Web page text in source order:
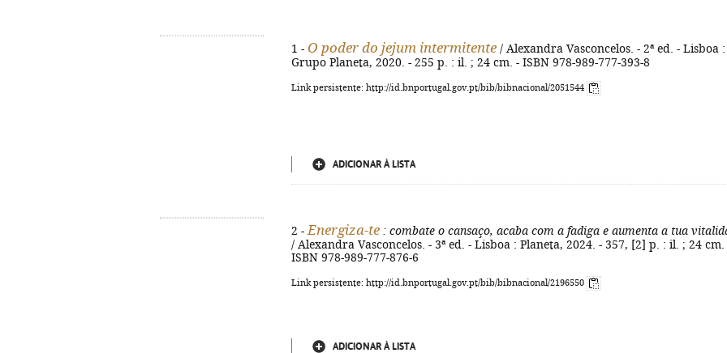
1 - O poder do jejum intermitente / Alexandra Vasconcelos. - 2ª ed. - Lisboa :
Grupo Planeta, 2020. - 255 p. : il. ; 24 cm. - ISBN 978-989-777-393-8
Link persistente: http://id.bnportugal.gov.pt/bib/bibnacional/2051544
ADICIONAR À LISTA
2 - Energiza-te : combate o cansaço, acaba com a fadiga e aumenta a tua
/ Alexandra Vasconcelos. - 3ª ed. - Lisboa : Planeta, 2024. - 357, [2] p. : il. ; 24 cm.
ISBN 978-989-777-876-6
Link persistente: http://id.bnportugal.gov.pt/bib/bibnacional/2196550
ADICIONAR À LISTA